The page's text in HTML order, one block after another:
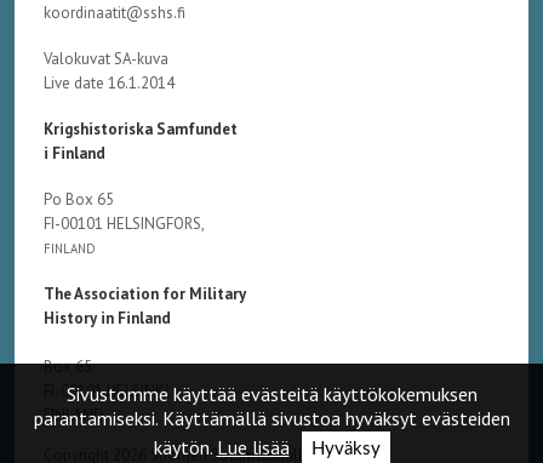
koordinaatit@sshs.fi
Valokuvat SA-kuva
Live date 16.1.2014
Krigshistoriska Samfundet
i Finland
Po Box 65
FI-00101 HELSINGFORS,
FINLAND
The Association for Military
History in Finland
Box 65
FI-00101 HELSINKI,
FINLAND
Copyright 2026 Suomen Sotahistoriallinen Seura ry
Sivustomme käyttää evästeitä käyttökokemuksen
parantamiseksi. Käyttämällä sivustoa hyväksyt evästeiden
käytön. Lue lisää Hyväksy